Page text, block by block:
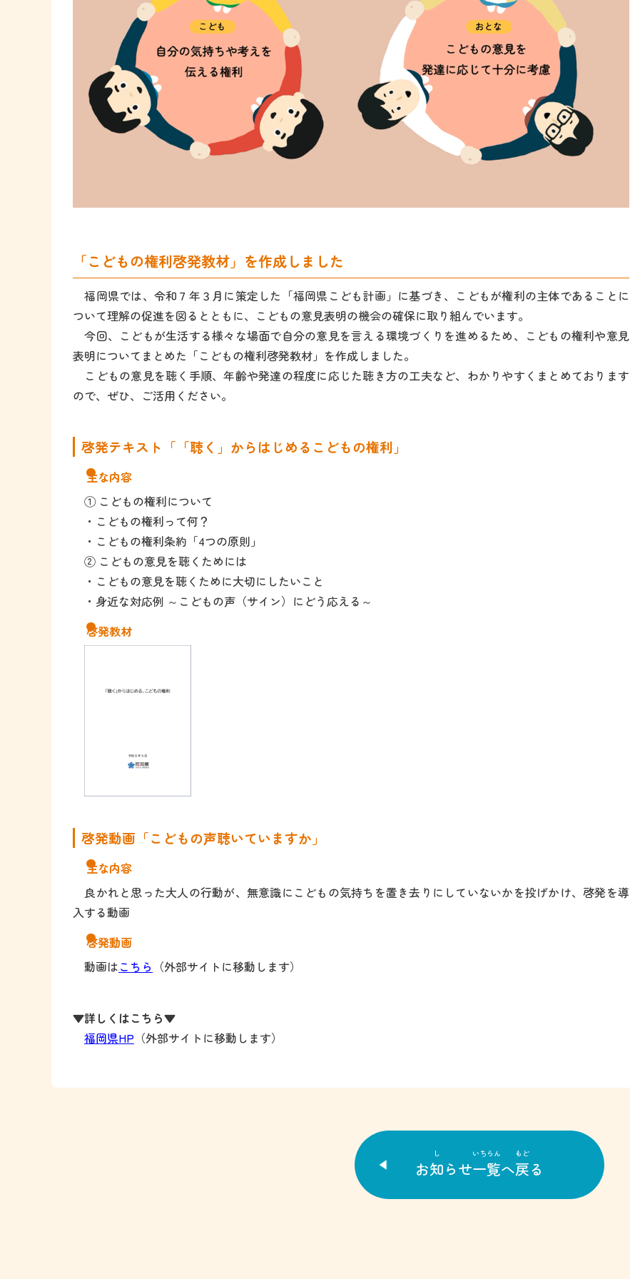
「こどもの権利啓発教材」を作成しました
福岡県では、令和７年３月に策定した「福岡県こども計画」に基づき、こどもが権利の主体であることに
ついて理解の促進を図るとともに、こどもの意見表明の機会の確保に取り組んでいます。
今回、こどもが生活する様々な場面で自分の意見を言える環境づくりを進めるため、こどもの権利や意見
表明についてまとめた「こどもの権利啓発教材」を作成しました。
こどもの意見を聴く手順、年齢や発達の程度に応じた聴き方の工夫など、わかりやすくまとめております
ので、ぜひ、ご活用ください。
啓発テキスト「「聴く」からはじめるこどもの権利」
主な内容
① こどもの権利について
・こどもの権利って何？
・こどもの権利条約「4つの原則」
② こどもの意見を聴くためには
・こどもの意見を聴くために大切にしたいこと
・身近な対応例 ～こどもの声（サイン）にどう応える～
啓発教材
啓発動画「こどもの声聴いていますか」
主な内容
良かれと思った大人の行動が、無意識にこどもの気持ちを置き去りにしていないかを投げかけ、啓発を導
入する動画
啓発動画
動画はこちら （外部サイトに移動します）
▼詳しくはこちら▼
福岡県HP （外部サイトに移動します）
お知
し
らせ一覧
いちらん
へ戻
もど
る